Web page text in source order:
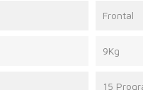
Frontal
9Kg
15